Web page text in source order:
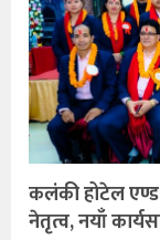
कलंकी होटेल एण्ड
नेतृत्व, नयाँ